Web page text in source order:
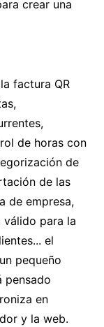
crear una
factura QR
de horas con
de
de las
de empresa,
para la
el
pequeño
pensado
en
y la web.